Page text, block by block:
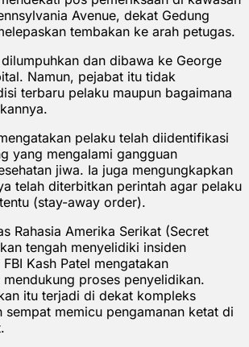
Avenue, dekat Gedung
tembakan ke arah petugas.
dan dibawa ke George
Namun, pejabat itu tidak
terbaru pelaku maupun bagaimana
pelaku telah diidentifikasi
yang mengalami gangguan
jiwa. Ia juga mengungkapkan
telah diterbitkan perintah agar pelaku
(stay-away order).
Rahasia Amerika Serikat (Secret
tengah menyelidiki insiden
Kash Patel mengatakan
proses penyelidikan.
itu terjadi di dekat kompleks
sempat memicu pengamanan ketat di